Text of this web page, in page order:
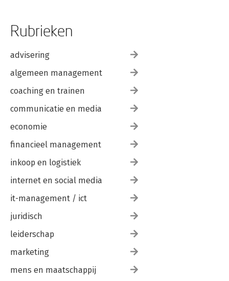
Rubrieken
advisering
algemeen management
coaching en trainen
communicatie en media
economie
financieel management
inkoop en logistiek
internet en social media
it-management / ict
juridisch
leiderschap
marketing
mens en maatschappij